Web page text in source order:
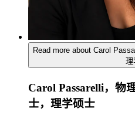
Read more about Carol
理
Carol Passarelli，物
士，理学硕士